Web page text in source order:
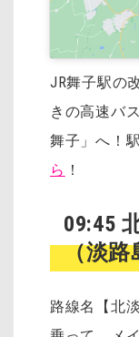
JR舞子駅の
きの高速バ
舞子」へ！
ら ！
09:45
（淡路
路線名【北